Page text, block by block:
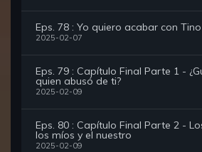
Eps. 78 : Yo quiero acabar con Tino
2025-02-07
Eps. 79 : Capítulo Final Parte 1 -
quien abusó de ti?
2025-02-09
Eps. 80 : Capítulo Final Parte 2 -
los míos y el nuestro
2025-02-09